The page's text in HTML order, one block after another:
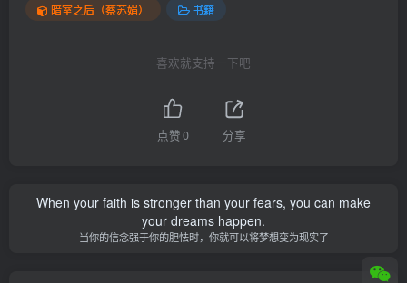
暗室之后（蔡苏娟） 书籍
喜欢就支持一下吧
点赞0 分享
When your faith is stronger than your fears, you can make
your dreams happen.
当你的信念强于你的胆怯时，你就可以将梦想变为现实了